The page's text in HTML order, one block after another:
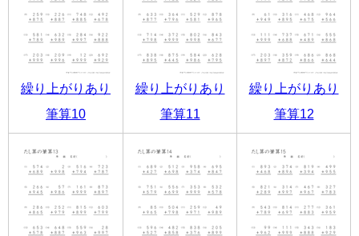
繰り上がりあり
筆算10
繰り上がりあり
筆算11
繰り上がりあり
筆算12